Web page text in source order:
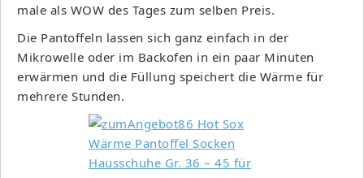
male als WOW des Tages zum selben Preis.
Die Pantoffeln lassen sich ganz einfach in der
Mikrowelle oder im Backofen in ein paar Minuten
erwärmen und die Füllung speichert die Wärme für
mehrere Stunden.